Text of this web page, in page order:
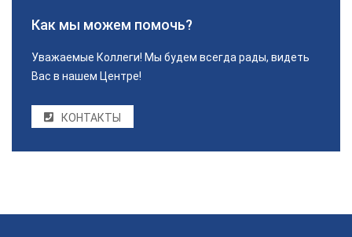
Как мы можем помочь?
Уважаемые Коллеги! Мы будем всегда рады, видеть
Вас в нашем Центре!
КОНТАКТЫ